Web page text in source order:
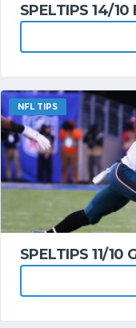
SPELTIPS 14/10
NFL TIPS
SPELTIPS 11/10